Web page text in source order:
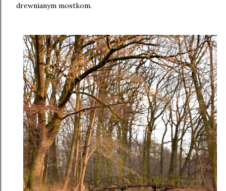
drewnianym mostkom.